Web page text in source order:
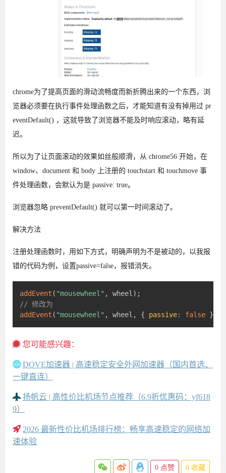
chrome为了提高页面的滑动流畅度而新折腾出来的一个东西，浏
览器必须要在执行事件处理函数之后，才能知道有没有掉用过 pr
eventDefault() ，这就导致了浏览器不能及时响应滚动，略有延
迟。
所以为了让页面滚动的效果如丝般顺滑，从 chrome56 开始，在
window、document 和 body 上注册的 touchstart 和 touchmove 事
件处理函数，会默认为是 passive: true。
浏览器忽略 preventDefault() 就可以第一时间滚动了。
解决方法
注册处理函数时，用如下方式，明确声明为不是被动的，以我报
错的代码为例，设置passive=false，报错消失。
addEvent ( "mousewheel" , wheel ) ;
// 修改为
addEvent ( "mousewheel" , wheel , { passive: false }
您可能感兴趣：
DOVE加速器 | 高速稳定安全外网加速器（国内首选、
一键直连）
扬帆云 | 高性价比机场节点推荐（6.9折优惠码：yf618
9）
2026 最新性价比机场排行榜：畅享高速稳定的网络加
速体验
0 点赞 0 收藏